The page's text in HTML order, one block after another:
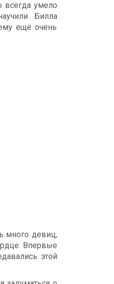
всегда умело
Билла
ещё очень
много девиц,
Впервые
этой